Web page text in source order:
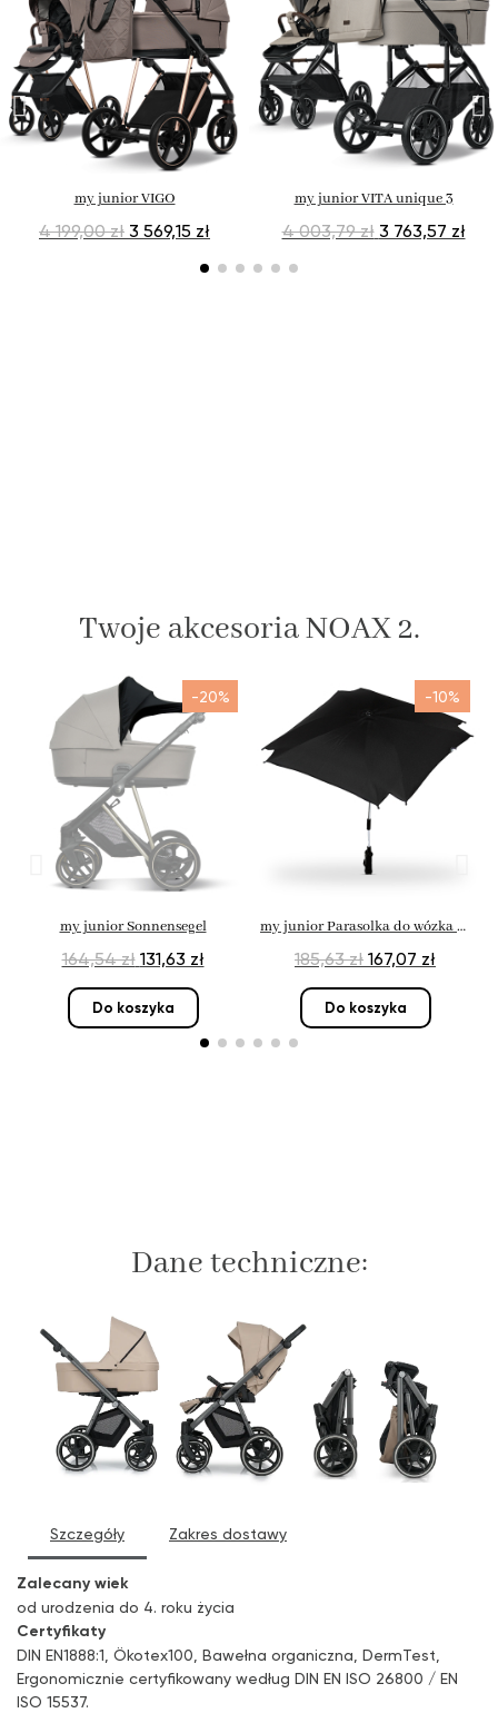
my junior VIGO
4 199,00 zł 3 569,15 zł
my junior VITA unique 3
4 003,79 zł 3 763,57 zł
Twoje akcesoria NOAX 2.
-20%
my junior Sonnensegel
164,54 zł 131,63 zł
Do koszyka
-10%
my junior Parasolka do wózka UV50+ My Shadow
185,63 zł 167,07 zł
Do koszyka
Dane techniczne:
Szczegóły Zakres dostawy
Zalecany wiek
od urodzenia do 4. roku życia
Certyfikaty
DIN EN1888:1, Ökotex100, Bawełna organiczna, DermTest,
Ergonomicznie certyfikowany według DIN EN ISO 26800 / EN
ISO 15537.